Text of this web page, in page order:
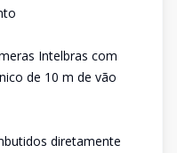
Intelbras com
de 10 m de vão
diretamente